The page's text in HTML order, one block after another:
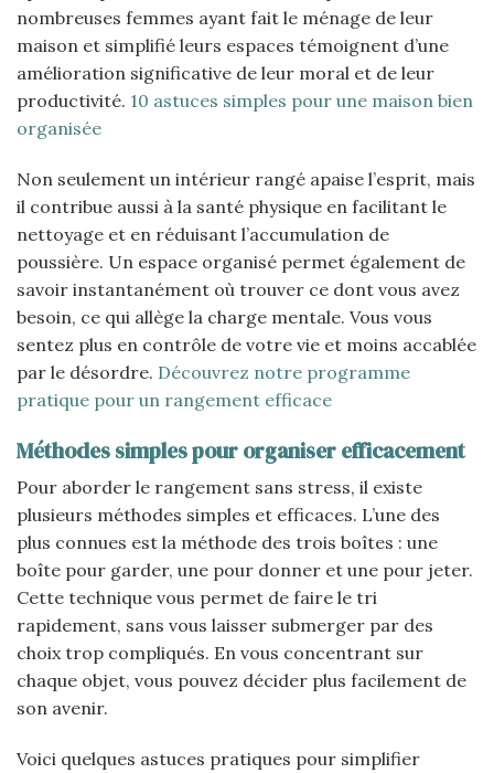
nombreuses femmes ayant fait le ménage de leur
maison et simplifié leurs espaces témoignent d’une
amélioration significative de leur moral et de leur
productivité. 10 astuces simples pour une maison bien
organisée
Non seulement un intérieur rangé apaise l’esprit, mais
il contribue aussi à la santé physique en facilitant le
nettoyage et en réduisant l’accumulation de
poussière. Un espace organisé permet également de
savoir instantanément où trouver ce dont vous avez
besoin, ce qui allège la charge mentale. Vous vous
sentez plus en contrôle de votre vie et moins accablée
par le désordre. Découvrez notre programme
pratique pour un rangement efficace
Méthodes simples pour organiser efficacement
Pour aborder le rangement sans stress, il existe
plusieurs méthodes simples et efficaces. L’une des
plus connues est la méthode des trois boîtes : une
boîte pour garder, une pour donner et une pour jeter.
Cette technique vous permet de faire le tri
rapidement, sans vous laisser submerger par des
choix trop compliqués. En vous concentrant sur
chaque objet, vous pouvez décider plus facilement de
son avenir.
Voici quelques astuces pratiques pour simplifier